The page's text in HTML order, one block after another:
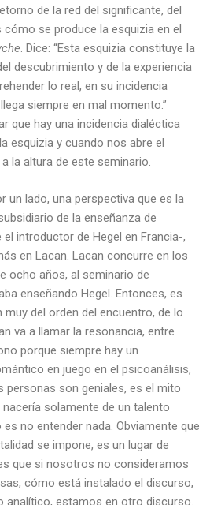
de la red del significante, del
se produce la esquizia en el
. Dice: “Esta esquizia constituye la
descubrimiento y de la experiencia
lo real, en su incidencia
siempre en mal momento.”
que hay una incidencia dialéctica
esquizia y cuando nos abre el
la altura de este seminario.
un lado, una perspectiva que es la
de la enseñanza de
introductor de Hegel en Francia-,
en Lacan. Lacan concurre en los
ocho años, al seminario de
enseñando Hegel. Entonces, es
del orden del encuentro, de lo
va a llamar la resonancia, entre
porque siempre hay un
en juego en el psicoanálisis,
personas son geniales, es el mito
nacería solamente de un talento
no entender nada. Obviamente que
se impone, es un lugar de
que si nosotros no consideramos
cómo está instalado el discurso,
analítico, estamos en otro discurso.